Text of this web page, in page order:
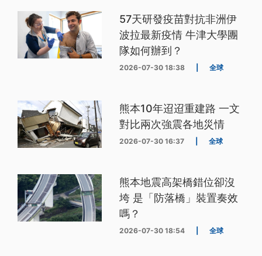
57天研發疫苗對抗非洲伊
波拉最新疫情 牛津大學團
隊如何辦到？
2026-07-30 18:38 全球
熊本10年迢迢重建路 一文
對比兩次強震各地災情
2026-07-30 16:37 全球
熊本地震高架橋錯位卻沒
垮 是「防落橋」裝置奏效
嗎？
2026-07-30 18:54 全球